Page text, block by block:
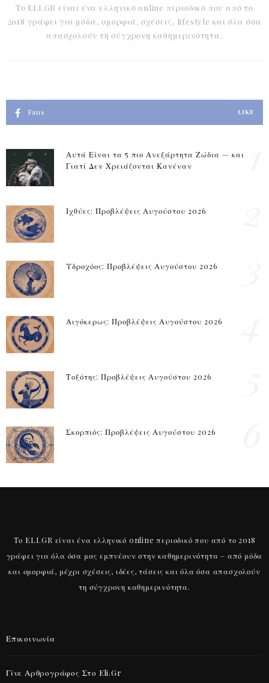
Το ELI.GR είναι ένα ελληνικό online περιοδικό που από το
2018 γράφει για μόδα, ομορφιά, σχέσεις, lifestyle και όλα όσα
απασχολούν τη σύγχρονη καθημερινότητα.
Fans LIKE
Αυτά Είναι τα 5 πιο Ανεξάρτητα Ζώδια — και
Γιατί Δεν Χρειάζονται Κανέναν
Ιχθύες: Προβλέψεις Αυγούστου 2026
Υδροχόος: Προβλέψεις Αυγούστου 2026
Αιγόκερως: Προβλέψεις Αυγούστου 2026
Τοξότης: Προβλέψεις Αυγούστου 2026
Σκορπιός: Προβλέψεις Αυγούστου 2026
Το ELI.GR είναι ένα ελληνικό online περιοδικό που από το 2018
γράφει για όλα όσα μας εμπνέουν στην καθημερινότητα – από μόδα
και ομορφιά, μέχρι σχέσεις, ιδέες, τάσεις και όλα όσα απασχολούν
τη σύγχρονη καθημερινότητα.
Επικοινωνία
Γίνε Αρθρογράφος Στο Eli.gr